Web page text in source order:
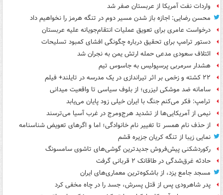
واردات نفت آمریکا از عربستان صفر شد
محسن رضایی: اجازه باز شدن مسیر دوم در تنگه هرمز را نخواهیم داد
درخواست عامری برای تعویق عملیات انتقام‌جویانه علیه عربستان
دستور ترامپ برای تحقیق درباره چگونگی افشای کمبود تسلیحات
ائتلاف سعودی مدعی حمله ارتش یمن به نجران شد
هشدار سرمربی پرسپولیس به جاسوس تیم
۲۲ کشته و زخمی بر اثر تیراندازی در یک مدرسه در تایلند+ فیلم
سامانه ضد موشکی لیزری؛ از بلوف سیاسی تا واقعیت میدانی
ترامپ: فکر می‌کنم جنگ با ایران خیلی زود پایان می‌یابد
نیمی از آمریکایی‌ها از تشدید هرج‌ومرج در غرب آسیا می‌ترسند
از حذف نام همسر تا تغییر نام خانوادگی؛ اما و اگرهای تعویض شناسنامه
نمایی زیبا از تنگه کریان جزیره قشم
رکوردشکنی پیش‌فروش جدیدترین گوشی‌های تاشوی سامسونگ
حادثه غرق‌شدگی در طاقانک ۲ قربانی گرفت
مسجد جامع یزد، از باشکوه‌ترین معماری‌های ایران
پدر شاهرودی پس از قتل پسرش، جسد را در چاه مخفی کرد